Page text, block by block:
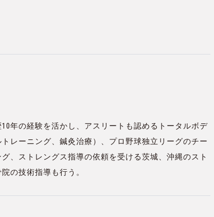
年の経験を活かし、アスリートも認めるトータルボデ
レーニング、鍼灸治療）、プロ野球独立リーグのチー
、ストレングス指導の依頼を受ける茨城、沖縄のスト
の技術指導も行う。